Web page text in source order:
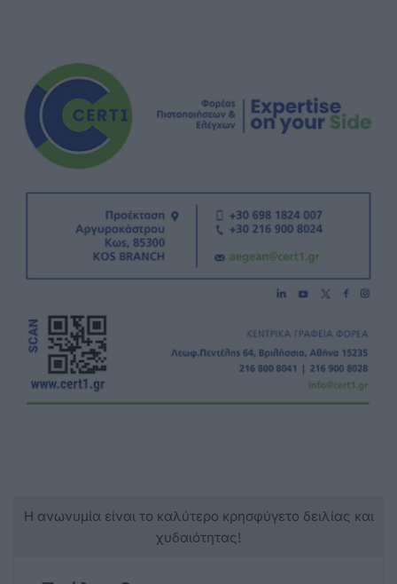
Η ανωνυμία είναι το καλύτερο κρησφύγετο δειλίας και
χυδαιότητας!